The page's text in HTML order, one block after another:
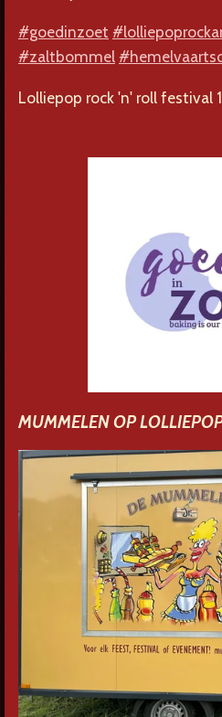
#goedinzoet
#zaltbommel
Lolliepop rock 'n' roll festival
MUMMELEN OP